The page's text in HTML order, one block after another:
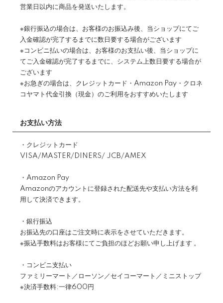
営業日以内に商品を発送いたします。
※銀行振込の場合は、お客様のお振込み後、当ショップにてご
入金確認が完了するまでに数日要する場合がございます
※コンビニ払いの場合は、お客様のお支払い後、当ショップに
てご入金確認が完了するまでに、システム上数日要する場合が
ございます
※お急ぎの場合は、クレジットカード・Amazon Pay・クロネ
コヤマト代金引換（現金）のご利用をおすすめいたします
お支払い方法
・クレジットカード
VISA/MASTER/DINERS/ JCB/AMEX
・Amazon Pay
Amazonのアカウントに登録された配送先や支払い方法を利
用して決済できます。
・銀行振込
お振込先の口座はご注文時に表示をさせていただきます。
※振込手数料はお客様にてご負担のほどお願い申し上げます 。
・コンビニ支払い
ファミリーマート／ローソン／セイコーマート／ミニストップ
※決済手数料:一律600円